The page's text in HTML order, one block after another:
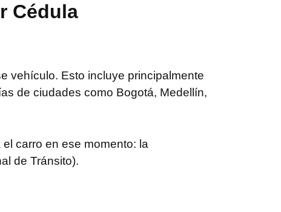
Cédula
vehículo. Esto incluye principalmente
de ciudades como Bogotá, Medellín,
carro en ese momento: la
de Tránsito).